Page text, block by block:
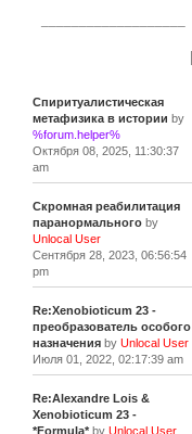
Спиритуалистическая
метафизика в истории by
%forum.helper%
Октября 08, 2025, 11:30:37
am
Скромная реабилитация
паранормальногоby
Unlocal User
Сентября 28, 2023, 06:56:54
pm
Re:Xenobioticum 23 -
преобразователь особого
назначенияby Unlocal User
Июля 01, 2022, 02:17:39 am
Re:Alexandre Lois &
Xenobioticum 23 -
*Formula*by Unlocal User